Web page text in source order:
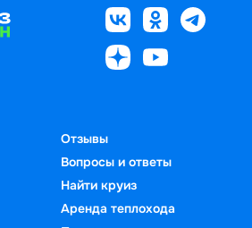
Отзывы
Вопросы и ответы
Найти круиз
Аренда теплохода